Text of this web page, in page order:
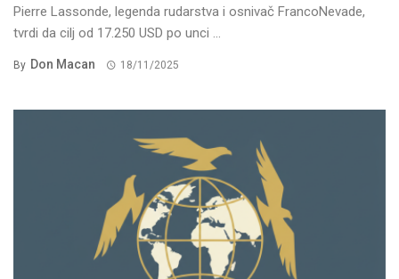
Pierre Lassonde, legenda rudarstva i osnivač FrancoNevade,
tvrdi da cilj od 17.250 USD po unci ...
By Don Macan 18/11/2025